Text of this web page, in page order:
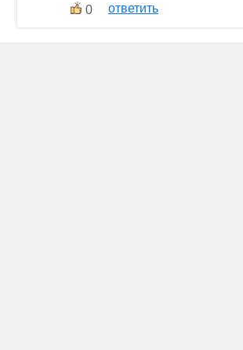
0 ответить